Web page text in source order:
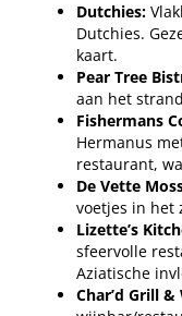
Dutchies:
Dutchies.
kaart.
Pear Tree
aan het
Fishermans
Hermanus
restaurant,
De Vette
voetjes in het
Lizette’s
sfeervolle
Aziatische
Char’d Grill &